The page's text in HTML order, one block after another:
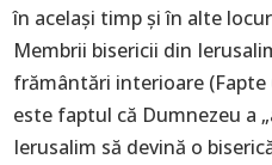
în același timp și în alte
Membrii bisericii din
frământări interioare
este faptul că Dumnezeu a
Ierusalim să devină o